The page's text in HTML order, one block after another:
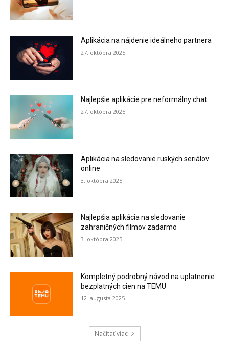
Aplikácia na nájdenie ideálneho partnera
27. októbra 2025
Najlepšie aplikácie pre neformálny chat
27. októbra 2025
Aplikácia na sledovanie ruských seriálov
online
3. októbra 2025
Najlepšia aplikácia na sledovanie
zahraničných filmov zadarmo
3. októbra 2025
Kompletný podrobný návod na uplatnenie
bezplatných cien na TEMU
12. augusta 2025
Načítať viac